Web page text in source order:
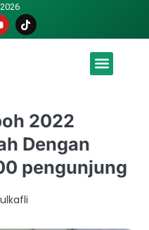
2022
Dengan
pengunjung